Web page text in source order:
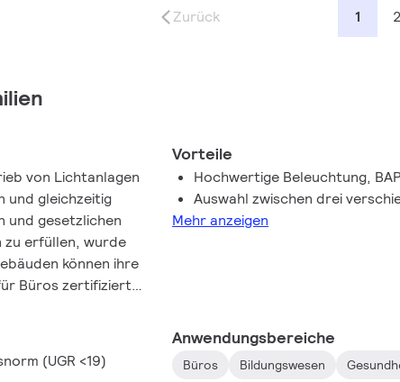
Zurück 1 2
von Lichtanlagen
und gleichzeitig
und gesetzlichen
zu erfüllen, wurde
können ihre
Büros zertifizierte
Anpassung an
Vorteile
Hochwertige Beleuchtung,
Auswahl zwischen drei
Mehr anzeigen
(UGR <19)
Anwendungsbereiche
Büros Bildungswesen